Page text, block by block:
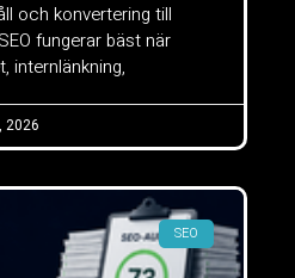
och konvertering till
fungerar bäst när
internlänkning,
2026
SEO